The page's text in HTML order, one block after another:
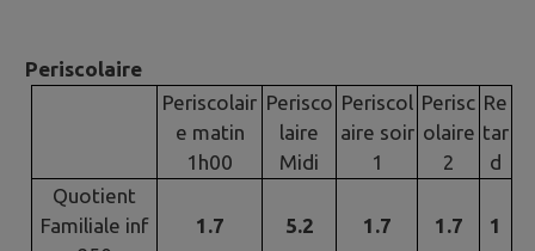
Periscolaire
Periscolair
e matin
1h00
Perisco
laire
Midi
Periscol
aire soir
1
Perisc
olaire
2
Re
tar
d
Quotient
Familiale inf
1.7 5.2 1.7 1.7 1